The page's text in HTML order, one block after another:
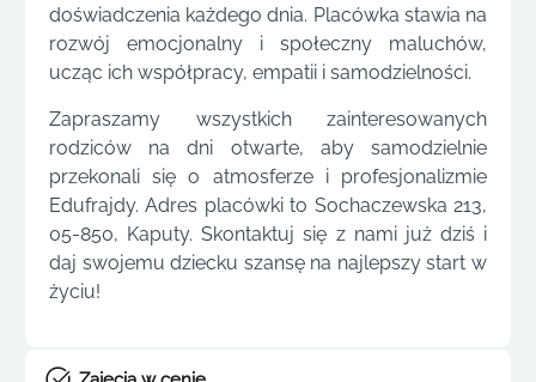
doświadczenia każdego dnia. Placówka stawia na
rozwój emocjonalny i społeczny maluchów,
ucząc ich współpracy, empatii i samodzielności.
Zapraszamy wszystkich zainteresowanych
rodziców na dni otwarte, aby samodzielnie
przekonali się o atmosferze i profesjonalizmie
Edufrajdy. Adres placówki to Sochaczewska 213,
05-850, Kaputy. Skontaktuj się z nami już dziś i
daj swojemu dziecku szansę na najlepszy start w
życiu!